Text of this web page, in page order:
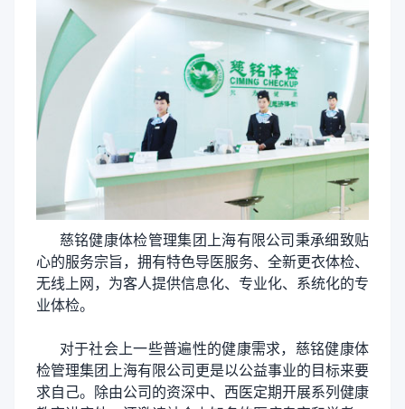
慈铭健康体检管理集团上海有限公司秉承细致贴
心的服务宗旨，拥有特色导医服务、全新更衣体检、
无线上网，为客人提供信息化、专业化、系统化的专
业体检。
对于社会上一些普遍性的健康需求，慈铭健康体
检管理集团上海有限公司更是以公益事业的目标来要
求自己。除由公司的资深中、西医定期开展系列健康